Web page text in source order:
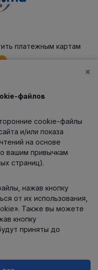
платежным картам
×
файлов
cookie-файлы
и/или показа
на основе
вашим привычкам
страниц).
нажав кнопку
от их использования,
Также вы можете
кнопку
приняты до